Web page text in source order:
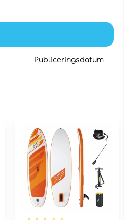
Publiceringsdatum